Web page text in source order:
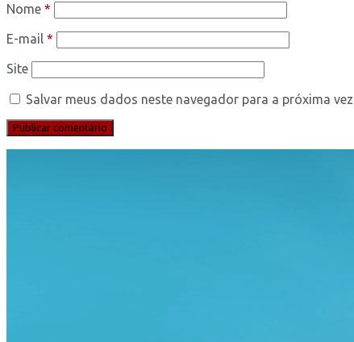
Nome *
E-mail *
Site
Salvar meus dados neste navegador para a próxima